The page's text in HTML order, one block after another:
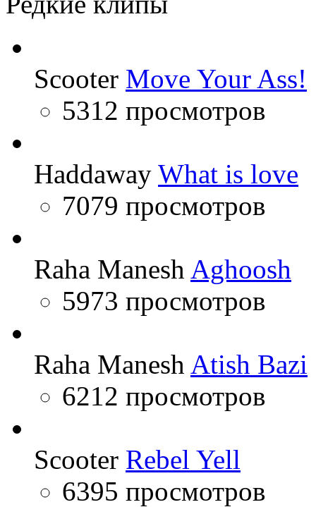
Scooter Move Your Ass!
5312 просмотров
Haddaway What is love
7079 просмотров
Raha Manesh Aghoosh
5973 просмотров
Raha Manesh Atish Bazi
6212 просмотров
Scooter Rebel Yell
6395 просмотров